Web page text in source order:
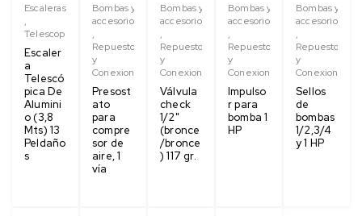
Escaleras
,
Telescopica
Escaler
a
Telescó
pica De
Alumini
o (3,8
Mts) 13
Peldaño
s
Bombas y
accesorios
,
Repuestos
y
Conexiones
Presost
ato
para
compre
sor de
aire, 1
vía
Bombas y
accesorios
,
Repuestos
y
Conexiones
Válvula
check
1/2"
(bronce
/bronce
) 117 gr.
Bombas y
accesorios
,
Repuestos
y
Conexiones
Impulso
r para
bomba 1
HP
Bombas y
accesorios
,
Repuestos
y
Conexiones
Sellos
de
bombas
1/2,3/4
y 1 HP